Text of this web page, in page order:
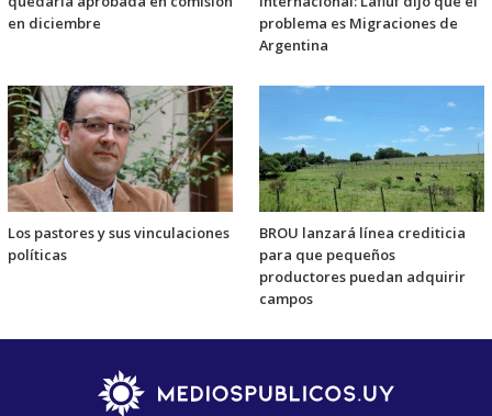
en diciembre
problema es Migraciones de
Argentina
Los pastores y sus vinculaciones
políticas
BROU lanzará línea crediticia
para que pequeños
productores puedan adquirir
campos